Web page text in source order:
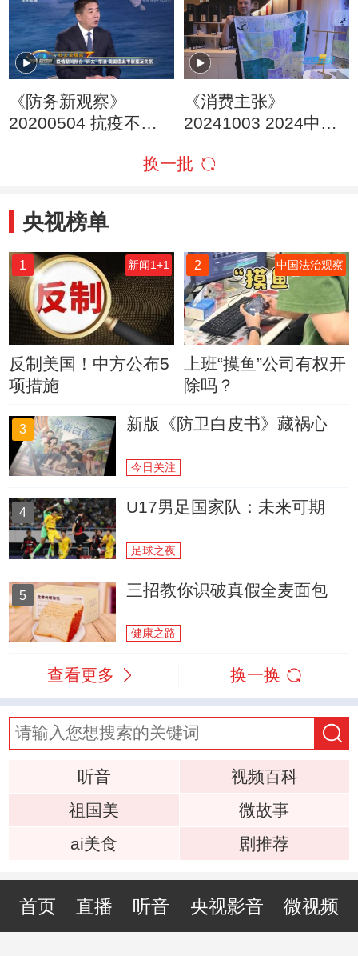
障性租赁住房出租率
超95%
《防务新观察》
20200504 抗疫不力
《消费主张》
20241003 2024中国
江杭州
换一批
央视榜单
1 新闻1+1
反制美国！中方公布5
项措施
2 中国法治观察
上班“摸鱼”公司有权开
除吗？
3 新版《防卫白皮书》藏祸心
今日关注
4 U17男足国家队：未来可期
足球之夜
5 三招教你识破真假全麦面包
健康之路
查看更多 换一换
听音
视频百科
祖国美
微故事
ai美食
剧推荐
首页 直播 听音 央视影音 微视频